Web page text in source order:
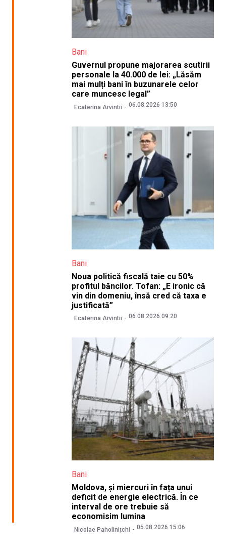
Bani
Guvernul propune majorarea scutirii
personale la 40.000 de lei: „Lăsăm
mai mulți bani în buzunarele celor
care muncesc legal”
Ecaterina Arvintii 06.08.2026 13:50
Bani
Noua politică fiscală taie cu 50%
profitul băncilor. Tofan: „E ironic că
vin din domeniu, însă cred că taxa e
justificată”
Ecaterina Arvintii 06.08.2026 09:20
Bani
Moldova, și miercuri în fața unui
deficit de energie electrică. În ce
interval de ore trebuie să
economisim lumina
Nicolae Paholinițchi 05.08.2026 15:06